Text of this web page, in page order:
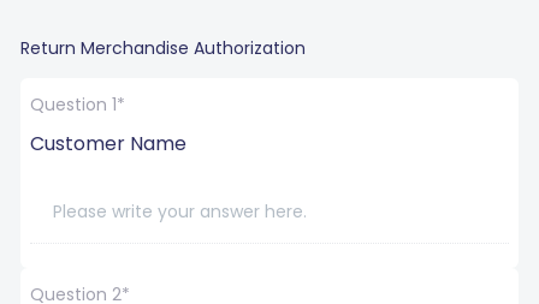
Return Merchandise Authorization
Question 1*
Customer Name
Question 2*